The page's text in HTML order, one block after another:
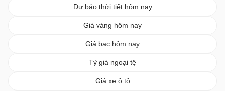
Dự báo thời tiết hôm nay
Giá vàng hôm nay
Giá bạc hôm nay
Tỷ giá ngoại tệ
Giá xe ô tô